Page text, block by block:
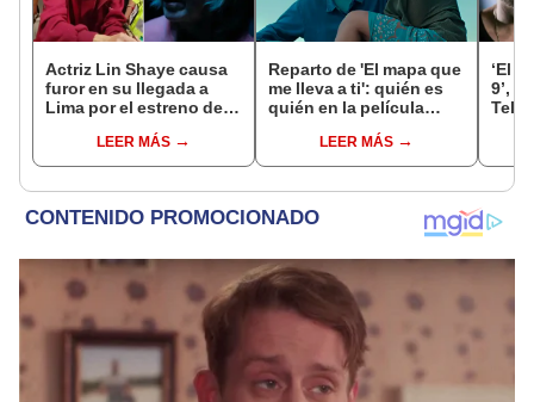
Actriz Lin Shaye causa
furor en su llegada a
Lima por el estreno de
LEER MÁS
Reparto de 'El mapa que
me lleva a ti': quién es
quién en la película
LEER MÁS
‘El
9’,